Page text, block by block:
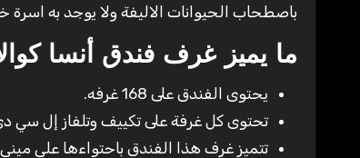
باصطحاب الحيوانات الاليفة ولا يوجد به اسرة
ما يميز غرف فندق أنسا
يحتوى الفندق على 168 غرفه.
تحتوى كل غرفة على تكييف وتلفاز إل سي
تتميز غرف هذا الفندق باحتواءها علي ميني